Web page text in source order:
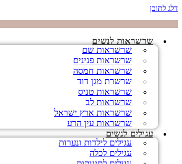
דלג לתוכן
שרשראות לנשים
שרשראות שם
שרשראות פנינים
שרשראות חמסה
שרשרת מגן דוד
שרשראות טניס
שרשראות לב
שרשראות ארץ ישראל
שרשראות עין הרע
עגילים לנשים
עגילים לילדות ונערות
עגילים לכלה